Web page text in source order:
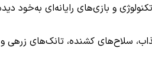
سلاح‌های کشنده، تانک‌های زرهی و